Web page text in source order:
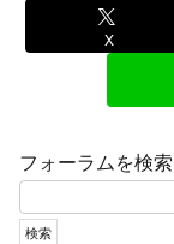
X
フォーラムを検索